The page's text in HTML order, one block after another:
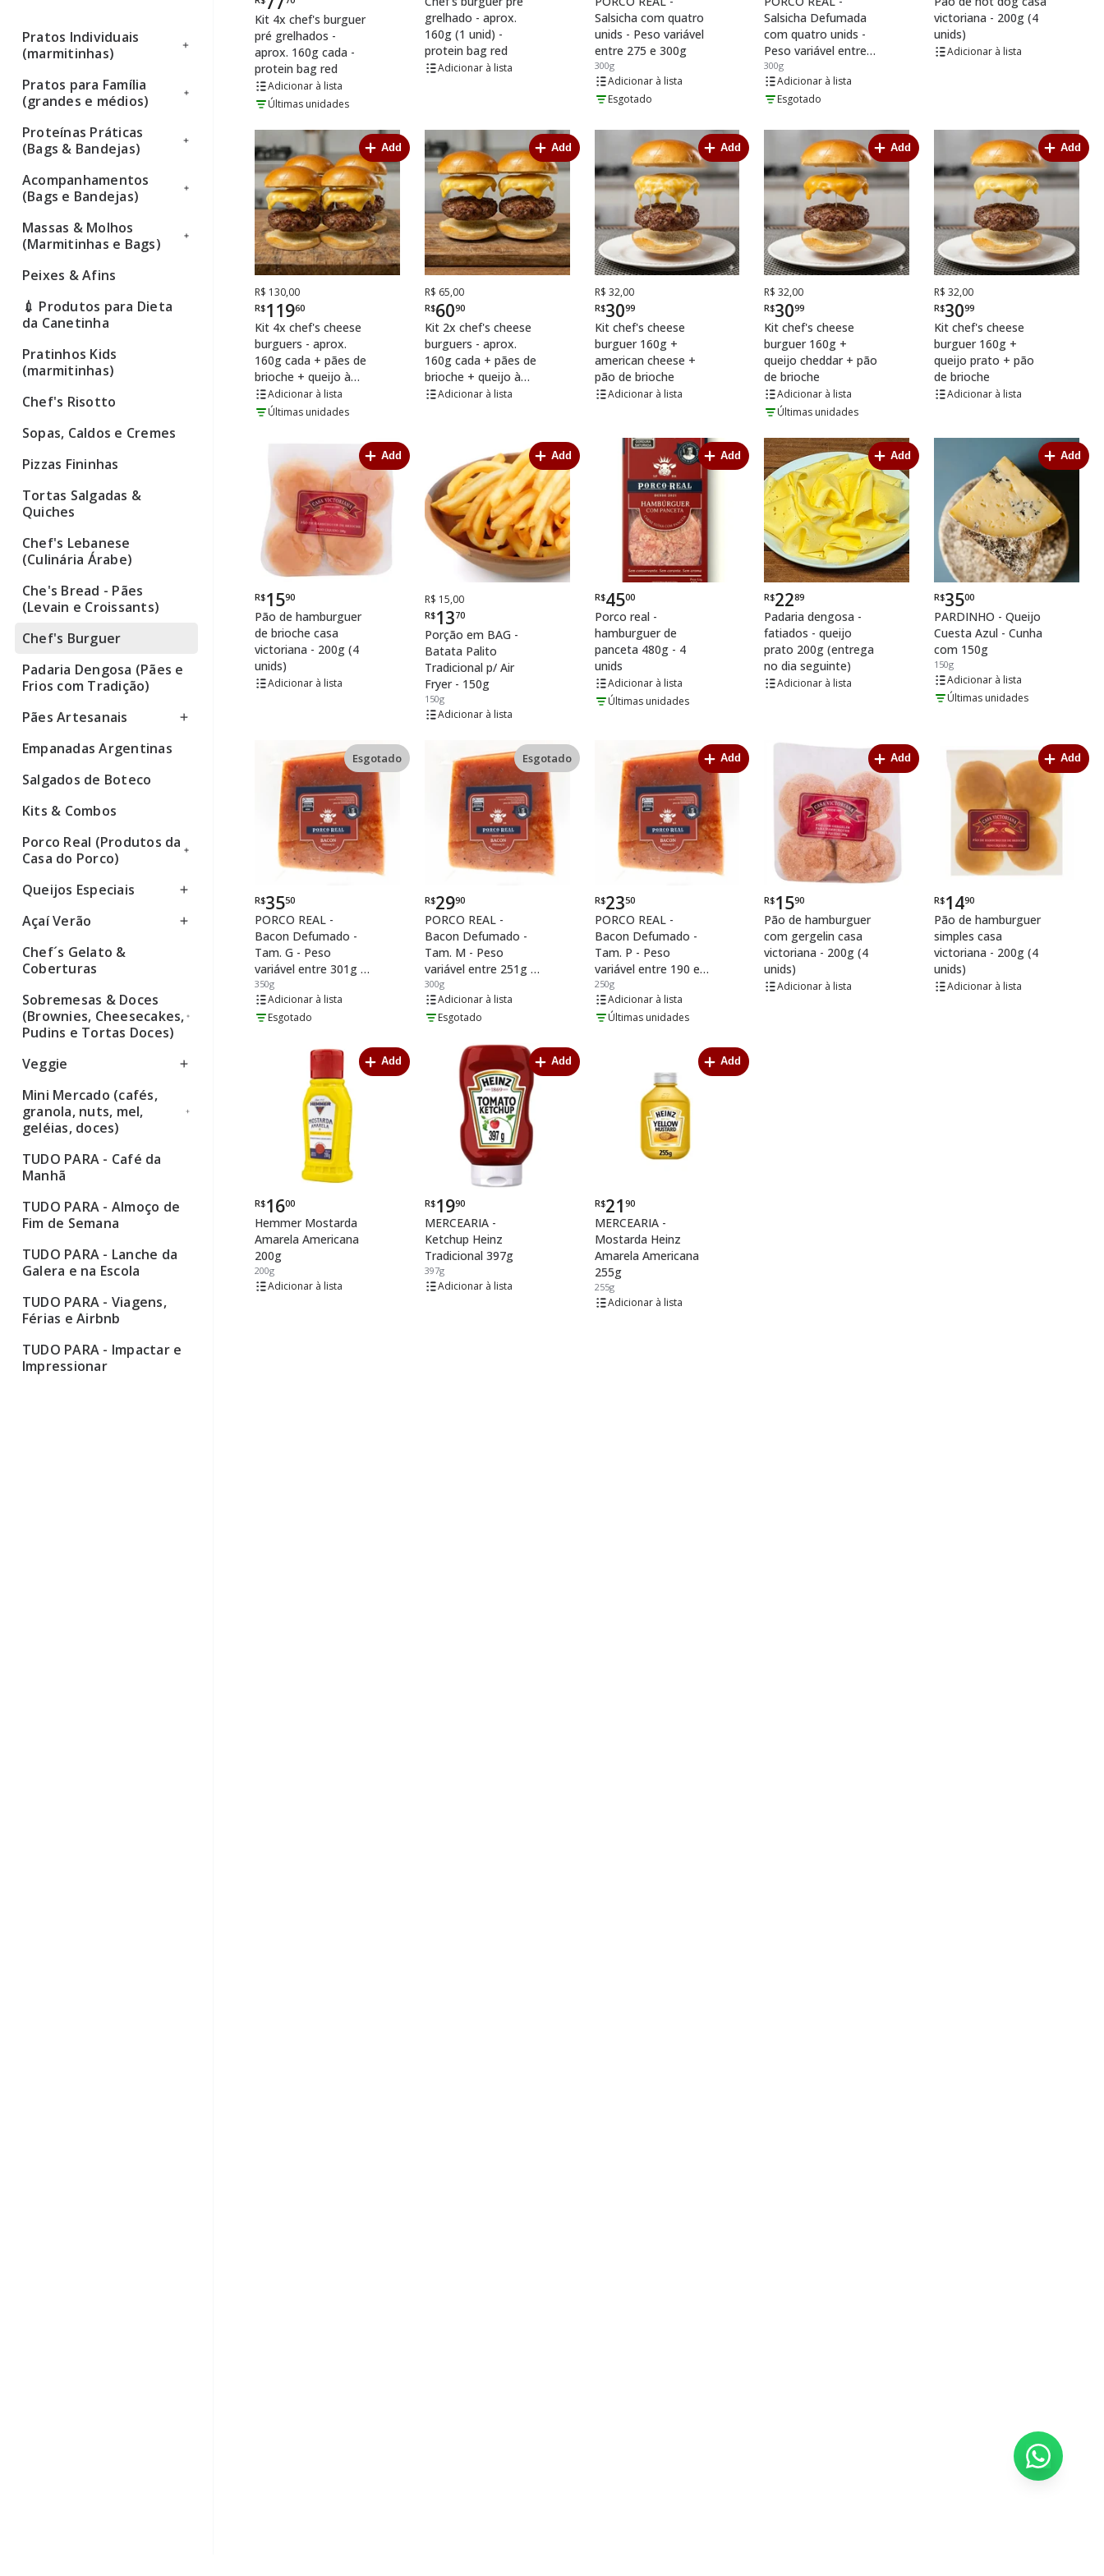
Pratos Individuais
(marmitinhas)
Ver todos
Pratos para Família
(grandes e médios)
Ver todos
Proteínas Práticas
(Bags & Bandejas)
Ver todos
Acompanhamentos
(Bags e Bandejas)
Ver todos
Massas & Molhos
(Marmitinhas e Bags)
Ver todos
Peixes & Afins
💉 Produtos para Dieta
da Canetinha
Pratinhos Kids
(marmitinhas)
Chef's Risotto
Sopas, Caldos e Cremes
Pizzas Fininhas
Tortas Salgadas &
Quiches
Chef's Lebanese
(Culinária Árabe)
Che's Bread - Pães
(Levain e Croissants)
Chef's Burguer
Padaria Dengosa (Pães e
Frios com Tradição)
Pães Artesanais
Ver todos
Empanadas Argentinas
Salgados de Boteco
Kits & Combos
Porco Real (Produtos da
Casa do Porco)
Ver todos
Queijos Especiais
Ver todos
Açaí Verão
Ver todos
Chef´s Gelato &
Coberturas
Sobremesas & Doces
(Brownies, Cheesecakes,
Pudins e Tortas Doces)
Ver todos
Veggie
Ver todos
Mini Mercado (cafés,
granola, nuts, mel,
geléias, doces)
Ver todos
TUDO PARA - Café da
Manhã
TUDO PARA - Almoço de
Fim de Semana
TUDO PARA - Lanche da
Galera e na Escola
TUDO PARA - Viagens,
Férias e Airbnb
TUDO PARA - Impactar e
Impressionar
Kit 4x chef's burguer
pré grelhados -
aprox. 160g cada -
protein bag red
lista
Últimas unidades
grelhado - aprox.
160g (1 unid) -
protein bag red
lista
Salsicha com quatro
unids - Peso variável
entre 275 e 300g
300g
lista
Esgotado
Salsicha Defumada
com quatro unids -
Peso variável entre
275 e 300g
300g
lista
Esgotado
victoriana - 200g (4
unids)
lista
Add
De
R$ 130,00Por
R$11960
Kit 4x chef's cheese
burguers - aprox.
160g cada + pães de
brioche + queijo à
escolha
lista
Últimas unidades
Add
De
R$ 65,00Por
R$6090
Kit 2x chef's cheese
burguers - aprox.
160g cada + pães de
brioche + queijo à
escolha
lista
Add
De
R$ 32,00Por
R$3099
Kit chef's cheese
burguer 160g +
american cheese +
pão de brioche
lista
Add
De
R$ 32,00Por
R$3099
Kit chef's cheese
burguer 160g +
queijo cheddar + pão
de brioche
lista
Últimas unidades
Add
De
R$ 32,00Por
R$3099
Kit chef's cheese
burguer 160g +
queijo prato + pão
de brioche
lista
Add
Por
R$1590
Pão de hamburguer
de brioche casa
victoriana - 200g (4
unids)
lista
Add
De
R$ 15,00Por
R$1370
Porção em BAG -
Batata Palito
Tradicional p/ Air
Fryer - 150g
150g
lista
Add
Por
R$4500
Porco real -
hamburguer de
panceta 480g - 4
unids
lista
Últimas unidades
Add
Por
R$2289
Padaria dengosa -
fatiados - queijo
prato 200g (entrega
no dia seguinte)
lista
Add
Por
R$3500
PARDINHO - Queijo
Cuesta Azul - Cunha
com 150g
150g
lista
Últimas unidades
Esgotado
Por
R$3550
PORCO REAL -
Bacon Defumado -
Tam. G - Peso
variável entre 301g e
350g
350g
lista
Esgotado
Esgotado
Por
R$2990
PORCO REAL -
Bacon Defumado -
Tam. M - Peso
variável entre 251g e
300g
300g
lista
Esgotado
Add
Por
R$2350
PORCO REAL -
Bacon Defumado -
Tam. P - Peso
variável entre 190 e
250g
250g
lista
Últimas unidades
Add
Por
R$1590
Pão de hamburguer
com gergelin casa
victoriana - 200g (4
unids)
lista
Add
Por
R$1490
Pão de hamburguer
simples casa
victoriana - 200g (4
unids)
lista
Add
Por
R$1600
Hemmer Mostarda
Amarela Americana
200g
200g
lista
Add
Por
R$1990
MERCEARIA -
Ketchup Heinz
Tradicional 397g
397g
lista
Add
Por
R$21 90
MERCEARIA -
Mostarda Heinz
Amarela Americana
255g
255g
lista